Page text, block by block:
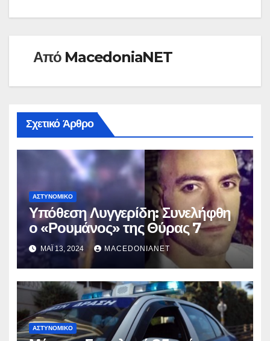
Από MacedoniaNET
Σχετικό Άρθρο
ΑΣΤΥΝΟΜΙΚΌ
Υπόθεση Λυγγερίδη: Συνελήφθη
ο «Ρουμάνος» της Θύρας 7
ΜΆΙ 13, 2024 MACEDONIANET
ΑΣΤΥΝΟΜΙΚΌ